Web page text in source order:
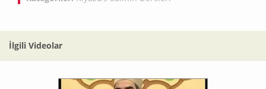
İlgili Videolar